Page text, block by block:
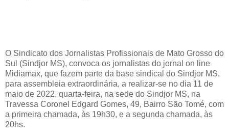
O Sindicato dos Jornalistas Profissionais de Mato Grosso do
Sul (Sindjor MS), convoca os jornalistas do jornal on line
Midiamax, que fazem parte da base sindical do Sindjor MS,
para assembleia extraordinária, a realizar-se no dia 11 de
maio de 2022, quarta-feira, na sede do Sindjor MS, na
Travessa Coronel Edgard Gomes, 49, Bairro São Tomé, com
a primeira chamada, às 19h30, e a segunda chamada, às
20hs.